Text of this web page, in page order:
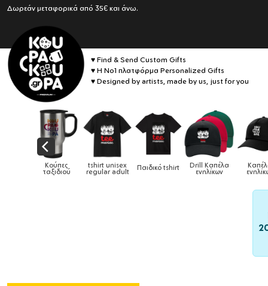
Δωρεάν μεταφορικά από 35€ και άνω.
♥ Find & Send Custom Gifts
♥ Η No1 πλατφόρμα Personalized Gifts
♥ Designed by artists, made by us, just for you
Κούπες
ταξιδιού
tshirt unisex
regular adult Παιδικό tshirt Drill Καπέλα
ενηλίκων
Καπέλα
ενηλίκων